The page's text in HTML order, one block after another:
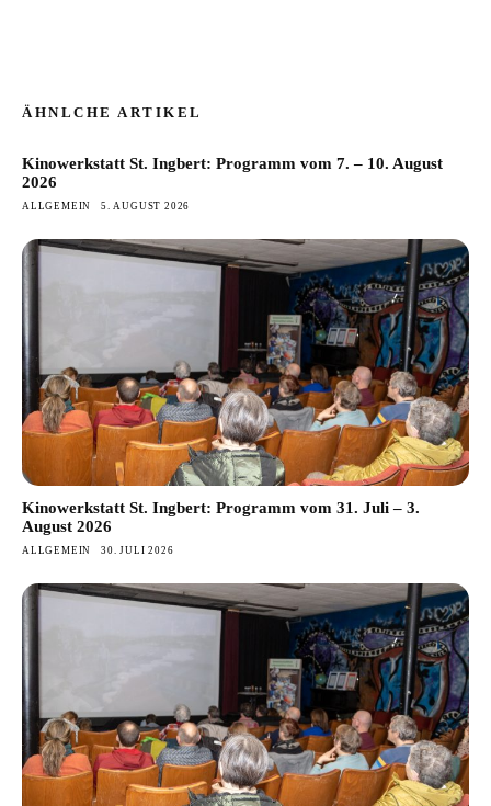
ÄHNLCHE ARTIKEL
Kinowerkstatt St. Ingbert: Programm vom 7. – 10. August
2026
ALLGEMEIN 5. AUGUST 2026
Kinowerkstatt St. Ingbert: Programm vom 31. Juli – 3.
August 2026
ALLGEMEIN 30. JULI 2026